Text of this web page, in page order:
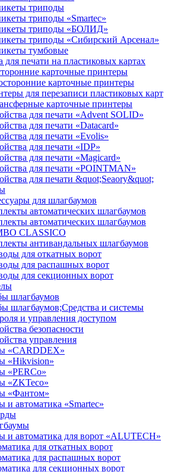
триподы
триподы «Smartec»
триподы «БОЛИД»
триподы «Сибирский Арсенал»
тумбовые
для печати на пластиковых картах
карточные принтеры
карточные принтеры
для перезаписи пластиковых карт
карточные принтеры
для печати «Advent SOLID»
для печати «Datacard»
для печати «Evolis»
для печати «IDP»
для печати «Magicard»
для печати «POINTMAN»
для печати &quot;Seaory&quot;
для шлагбаумов
автоматических шлагбаумов
автоматических шлагбаумов
CLASSICO
антивандальных шлагбаумов
для откатных ворот
для распашных ворот
для секционных ворот
шлагбаумов
шлагбаумов;Средства и системы
и управления доступом
безопасности
управления
«CARDDEX»
«Hikvision»
«PERCo»
«ZKTeco»
«Фантом»
и автоматика «Smartec»
и автоматика для ворот «ALUTECH»
для откатных ворот
для распашных ворот
для секционных ворот